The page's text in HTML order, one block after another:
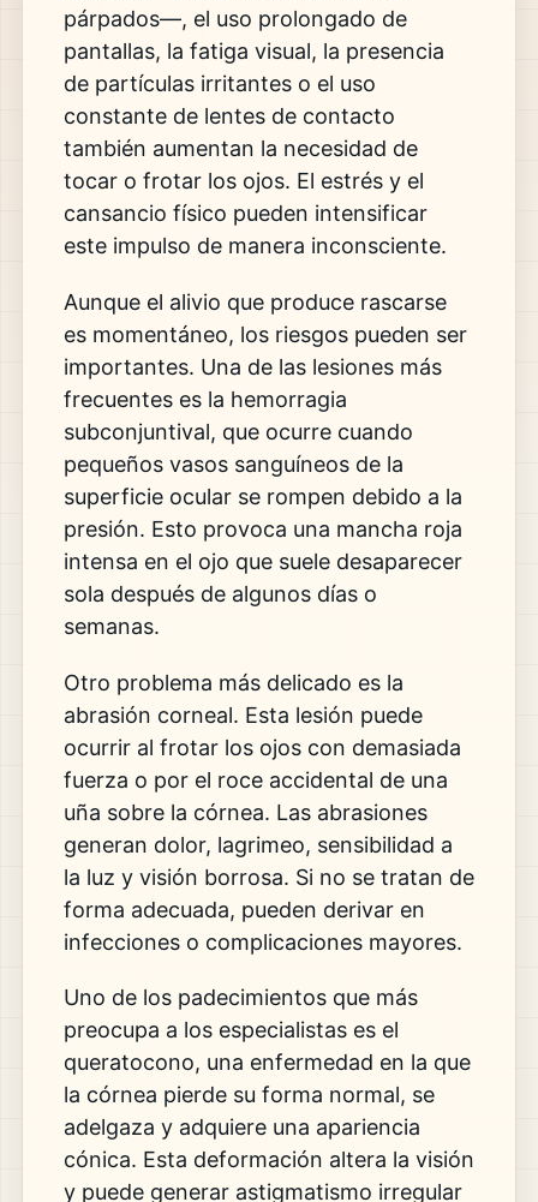
párpados—, el uso prolongado de
pantallas, la fatiga visual, la presencia
de partículas irritantes o el uso
constante de lentes de contacto
también aumentan la necesidad de
tocar o frotar los ojos. El estrés y el
cansancio físico pueden intensificar
este impulso de manera inconsciente.
Aunque el alivio que produce rascarse
es momentáneo, los riesgos pueden ser
importantes. Una de las lesiones más
frecuentes es la hemorragia
subconjuntival, que ocurre cuando
pequeños vasos sanguíneos de la
superficie ocular se rompen debido a la
presión. Esto provoca una mancha roja
intensa en el ojo que suele desaparecer
sola después de algunos días o
semanas.
Otro problema más delicado es la
abrasión corneal. Esta lesión puede
ocurrir al frotar los ojos con demasiada
fuerza o por el roce accidental de una
uña sobre la córnea. Las abrasiones
generan dolor, lagrimeo, sensibilidad a
la luz y visión borrosa. Si no se tratan de
forma adecuada, pueden derivar en
infecciones o complicaciones mayores.
Uno de los padecimientos que más
preocupa a los especialistas es el
queratocono, una enfermedad en la que
la córnea pierde su forma normal, se
adelgaza y adquiere una apariencia
cónica. Esta deformación altera la visión
y puede generar astigmatismo irregular